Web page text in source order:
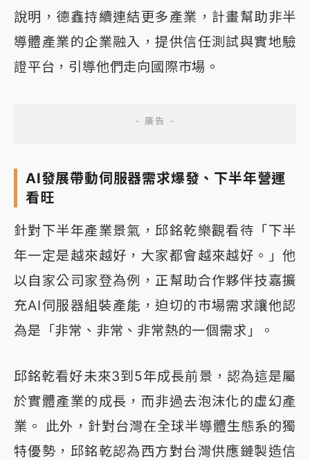
說明，德鑫持續連結更多產業，計畫幫助非半
導體產業的企業融入，提供信任測試與實地驗
證平台，引導他們走向國際市場。
AI發展帶動伺服器需求爆發、下半年營運
看旺
針對下半年產業景氣，邱銘乾樂觀看待「下半
年一定是越來越好，大家都會越來越好。」他
以自家公司家登為例，正幫助合作夥伴技嘉擴
充AI伺服器組裝產能，迫切的市場需求讓他認
為是「非常、非常、非常熱的一個需求」。
邱銘乾看好未來3到5年成長前景，認為這是屬
於實體產業的成長，而非過去泡沫化的虛幻產
業。 此外，針對台灣在全球半導體生態系的獨
特優勢，邱銘乾認為西方對台灣供應鏈製造信